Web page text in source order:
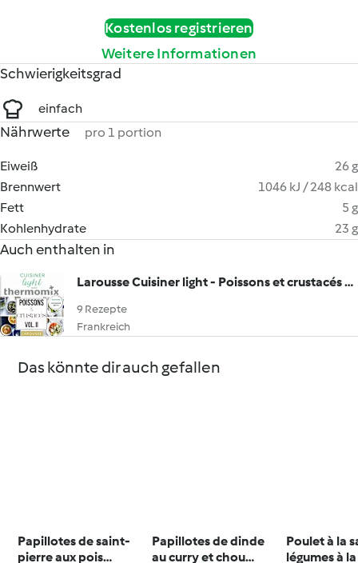
Kostenlos registrieren
Weitere Informationen
Schwierigkeitsgrad
einfach
Nährwerte pro 1 portion
Eiweiß
26 g
Brennwert
1046 kJ / 248 kcal
Fett
5 g
Kohlenhydrate
23 g
Auch enthalten in
Larousse Cuisiner light - Poissons et crustacés Vol.II
9 Rezepte
Frankreich
Das könnte dir auch gefallen
Papillotes de saint-
pierre aux pois
Papillotes de dinde
au curry et chou
Poulet à la
légumes à